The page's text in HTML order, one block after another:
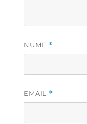
NUME *
EMAIL *